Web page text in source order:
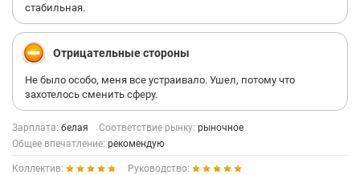
стабильная.
Отрицательные стороны
Не было особо, меня все устраивало. Ушел, потому что
захотелось сменить сферу.
Зарплата: белая Соответствие рынку: рыночное
Общее впечатление: рекомендую
Коллектив:
Руководство: